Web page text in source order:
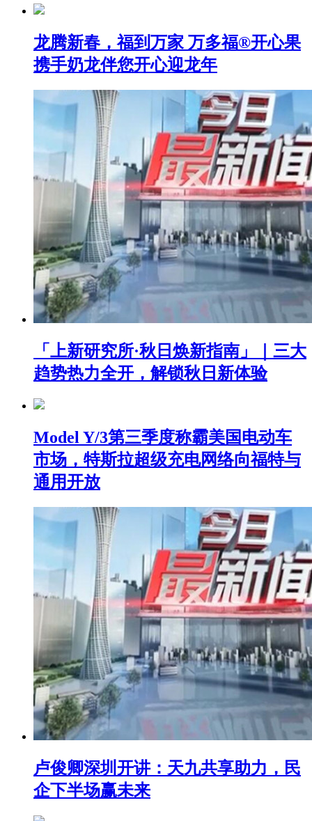
龙腾新春，福到万家 万多福®开心果
携手奶龙伴您开心迎龙年
「上新研究所·秋日焕新指南」｜三大
趋势热力全开，解锁秋日新体验
Model Y/3第三季度称霸美国电动车
市场，特斯拉超级充电网络向福特与
通用开放
卢俊卿深圳开讲：天九共享助力，民
企下半场赢未来